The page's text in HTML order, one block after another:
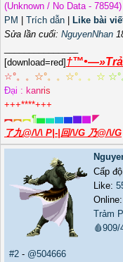
(Unknown / No Data - 78594)
PM
Trích dẫn Like bài
Sửa lần cuối: NguyenNhan
[download=red]
☆°。 。 ☆°。 。 ☆°。 。 ☆ ☆°
Đại : kanris
+++****+++
︻︻︻¶▅▅▆▆▇▇◤
了九@/\/\ P|-|回/\/G 乃@/\/G
Cấp
Like:
Trảm
🩸909/
#2 - @504666